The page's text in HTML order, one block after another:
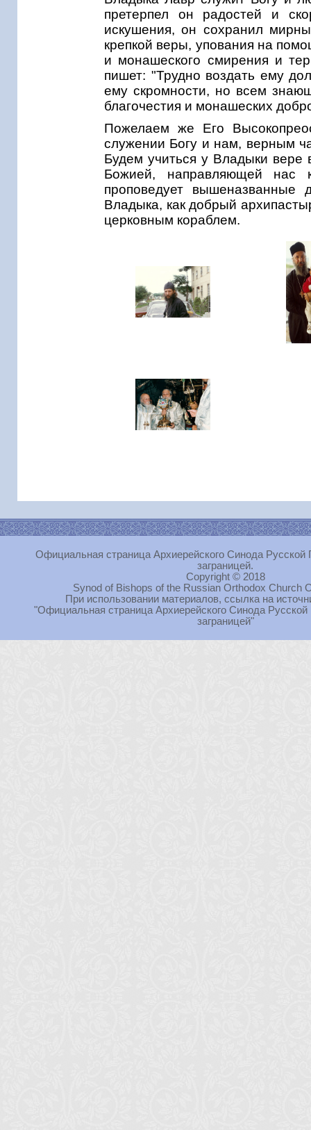
претерпел он радостей и
искушения, он сохранил
крепкой веры, упования на
и монашеского смирения и
пишет: "Трудно воздать ему
ему скромности, но всем
благочестия и монашеских
Пожелаем же Его
служении Богу и нам, верным
Будем учиться у Владыки
Божией, направляющей нас
проповедует вышеназванные
Владыка, как добрый
церковным кораблем.
Официальная страница Архиерейского Синода Русской
заграницей.
Copyright © 2018
Synod of Bishops of the Russian Orthodox Church
При использовании материалов, ссылка на
"Официальная страница Архиерейского Синода
заграницей"